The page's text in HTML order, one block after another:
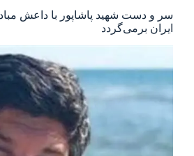
سر و دست شهید پاشاپور با داعش
ایران برمی‌گردد